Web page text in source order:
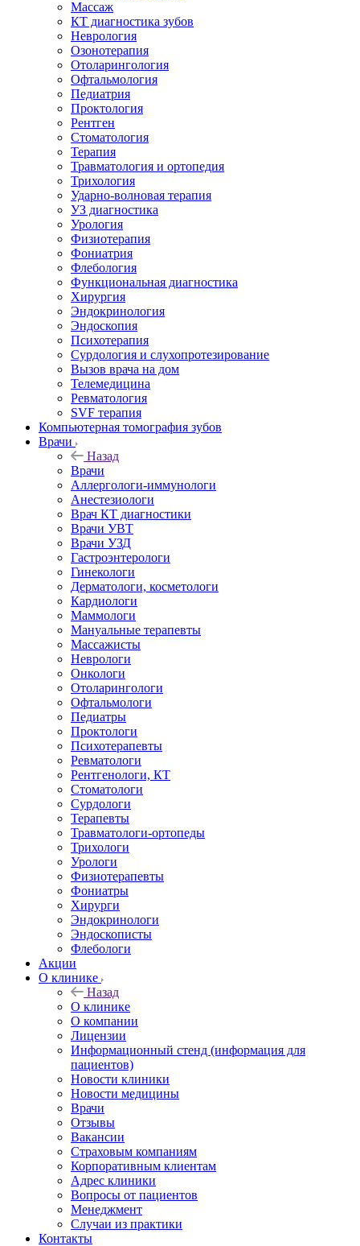
Массаж
КТ диагностика зубов
Неврология
Озонотерапия
Отоларингология
Офтальмология
Педиатрия
Проктология
Рентген
Стоматология
Терапия
Травматология и ортопедия
Трихология
Ударно-волновая терапия
УЗ диагностика
Урология
Физиотерапия
Фониатрия
Флебология
Функциональная диагностика
Хирургия
Эндокринология
Эндоскопия
Психотерапия
Сурдология и слухопротезирование
Вызов врача на дом
Телемедицина
Ревматология
SVF терапия
Компьютерная томография зубов
Врачи
Назад
Врачи
Аллергологи-иммунологи
Анестезиологи
Врач КТ диагностики
Врачи УВТ
Врачи УЗД
Гастроэнтерологи
Гинекологи
Дерматологи, косметологи
Кардиологи
Маммологи
Мануальные терапевты
Массажисты
Неврологи
Онкологи
Отоларингологи
Офтальмологи
Педиатры
Проктологи
Психотерапевты
Ревматологи
Рентгенологи, КТ
Стоматологи
Сурдологи
Терапевты
Травматологи-ортопеды
Трихологи
Урологи
Физиотерапевты
Фониатры
Хирурги
Эндокринологи
Эндоскописты
Флебологи
Акции
О клинике
Назад
О клинике
О компании
Лицензии
Информационный стенд (информация для
пациентов)
Новости клиники
Новости медицины
Врачи
Отзывы
Вакансии
Страховым компаниям
Корпоративным клиентам
Адрес клиники
Вопросы от пациентов
Менеджмент
Случаи из практики
Контакты